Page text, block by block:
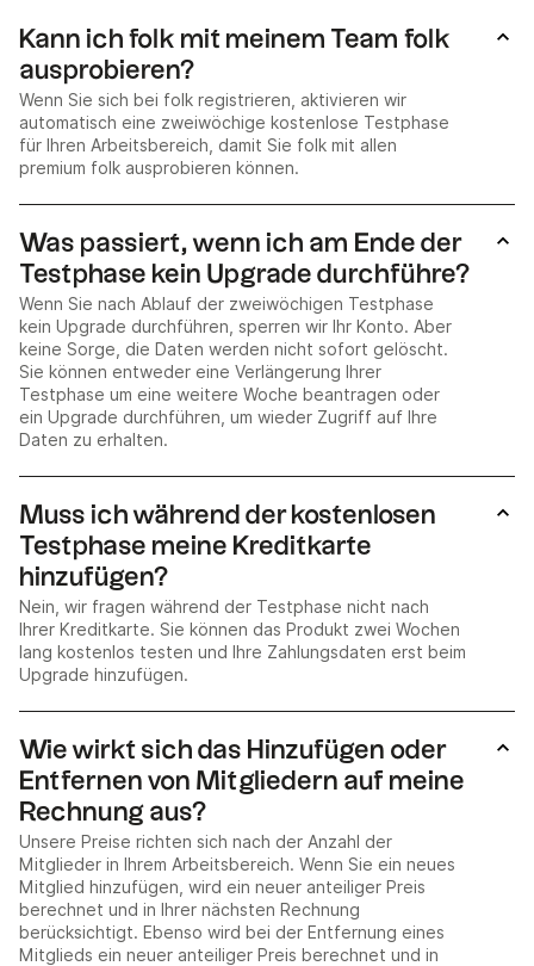
Kann ich folk mit meinem Team folk
ausprobieren?
Wenn Sie sich bei folk registrieren, aktivieren wir
automatisch eine zweiwöchige kostenlose Testphase
für Ihren Arbeitsbereich, damit Sie folk mit allen
premium folk ausprobieren können.
Was passiert, wenn ich am Ende der
Testphase kein Upgrade durchführe?
Wenn Sie nach Ablauf der zweiwöchigen Testphase
kein Upgrade durchführen, sperren wir Ihr Konto. Aber
keine Sorge, die Daten werden nicht sofort gelöscht.
Sie können entweder eine Verlängerung Ihrer
Testphase um eine weitere Woche beantragen oder
ein Upgrade durchführen, um wieder Zugriff auf Ihre
Daten zu erhalten.
Muss ich während der kostenlosen
Testphase meine Kreditkarte
hinzufügen?
Nein, wir fragen während der Testphase nicht nach
Ihrer Kreditkarte. Sie können das Produkt zwei Wochen
lang kostenlos testen und Ihre Zahlungsdaten erst beim
Upgrade hinzufügen.
Wie wirkt sich das Hinzufügen oder
Entfernen von Mitgliedern auf meine
Rechnung aus?
Unsere Preise richten sich nach der Anzahl der
Mitglieder in Ihrem Arbeitsbereich. Wenn Sie ein neues
Mitglied hinzufügen, wird ein neuer anteiliger Preis
berechnet und in Ihrer nächsten Rechnung
berücksichtigt. Ebenso wird bei der Entfernung eines
Mitglieds ein neuer anteiliger Preis berechnet und in